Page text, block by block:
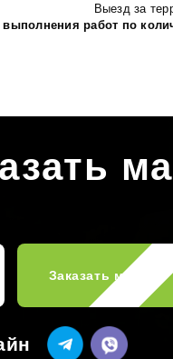
Выезд за
работ по
Заказать машину